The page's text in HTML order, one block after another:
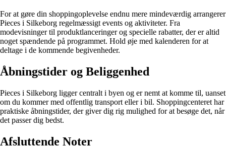
For at gøre din shoppingoplevelse endnu mere mindeværdig arrangerer
Pieces i Silkeborg regelmæssigt events og aktiviteter. Fra
modevisninger til produktlanceringer og specielle rabatter, der er altid
noget spændende på programmet. Hold øje med kalenderen for at
deltage i de kommende begivenheder.
Åbningstider og Beliggenhed
Pieces i Silkeborg ligger centralt i byen og er nemt at komme til, uanset
om du kommer med offentlig transport eller i bil. Shoppingcenteret har
praktiske åbningstider, der giver dig rig mulighed for at besøge det, når
det passer dig bedst.
Afsluttende Noter